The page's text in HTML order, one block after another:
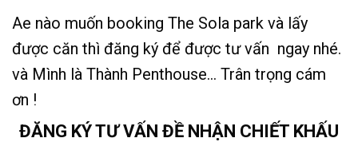
Ae nào muốn booking The Sola park và lấy
được căn thì đăng ký để được tư vấn ngay nhé.
và Mình là Thành Penthouse… Trân trọng cám
ơn !
ĐĂNG KÝ TƯ VẤN ĐỀ NHẬN CHIẾT KHẤU